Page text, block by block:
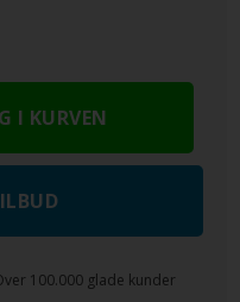
100.000 glade kunder